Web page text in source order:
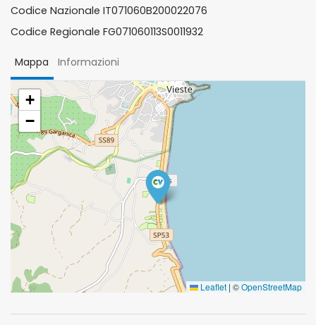
Codice Nazionale IT071060B200022076
Codice Regionale FG071060113S0011932
Mappa Informazioni
+
−
Leaflet | ©OpenStreetMap